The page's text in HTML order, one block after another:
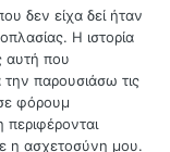
δεν είχα δεί ήταν
Η ιστορία
αυτή που
παρουσιάσω τις
φόρουμ
η ασχετοσύνη μου.